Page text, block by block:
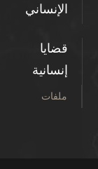
الإنساني
قضايا
إنسانية
ملفات